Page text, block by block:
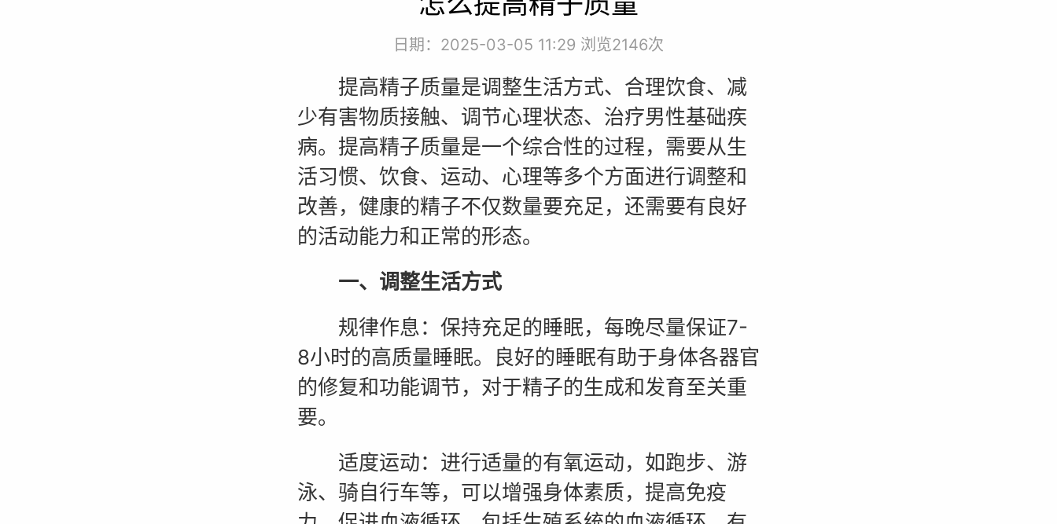
日期：2025-03-05 11:29 浏览2146次
提高精子质量是调整生活方式、合理饮食、减
少有害物质接触、调节心理状态、治疗男性基础疾
病。提高精子质量是一个综合性的过程，需要从生
活习惯、饮食、运动、心理等多个方面进行调整和
改善，健康的精子不仅数量要充足，还需要有良好
的活动能力和正常的形态。
一、调整生活方式
规律作息：保持充足的睡眠，每晚尽量保证7-
8小时的高质量睡眠。良好的睡眠有助于身体各器官
的修复和功能调节，对于精子的生成和发育至关重
要。
适度运动：进行适量的有氧运动，如跑步、游
泳、骑自行车等，可以增强身体素质，提高免疫